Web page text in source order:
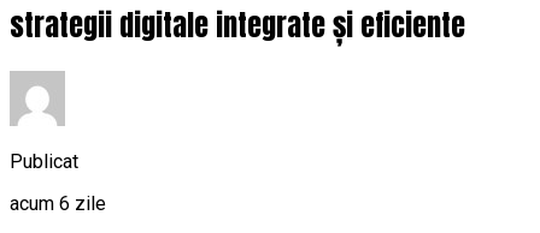
strategii digitale integrate și eficiente
Publicat
acum 6 zile